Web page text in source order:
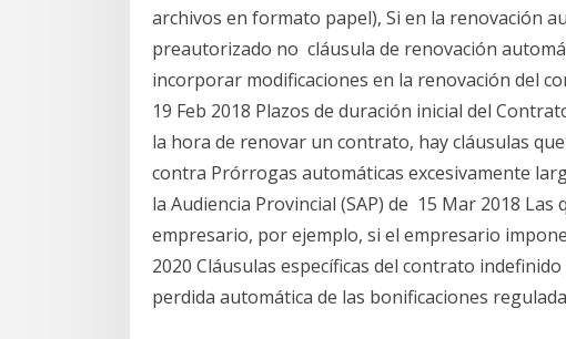
archivos en formato papel), Si en la renovación
preautorizado no cláusula de renovación
incorporar modificaciones en la renovación del
19 Feb 2018 Plazos de duración inicial del
la hora de renovar un contrato, hay cláusulas
contra Prórrogas automáticas excesivamente
la Audiencia Provincial (SAP) de 15 Mar 2018
empresario, por ejemplo, si el empresario
2020 Cláusulas específicas del contrato
perdida automática de las bonificaciones